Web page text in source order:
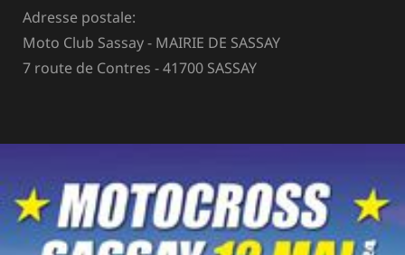
Adresse postale:
Moto Club Sassay - MAIRIE DE SASSAY
7 route de Contres - 41700 SASSAY